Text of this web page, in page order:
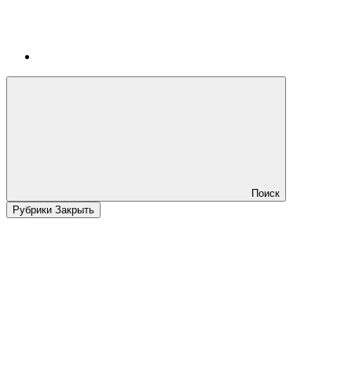
Поиск
Рубрики Закрыть